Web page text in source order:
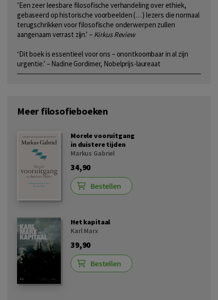
’Een zeer leesbare filosofische verhandeling over ethiek,
gebaseerd op historische voorbeelden (…) lezers die normaal
terugschrikken voor filosofische onderwerpen zullen
aangenaam verrast zijn.’ – Kirkus Review
‘Dit boek is essentieel voor ons – onontkoombaar in al zijn
urgentie.’ – Nadine Gordimer, Nobelprijs-laureaat
Meer filosofieboeken
Morele vooruitgang
in duistere tijden
Markus Gabriel
34,90
Bestellen
Het kapitaal
Karl Marx
39,90
Bestellen